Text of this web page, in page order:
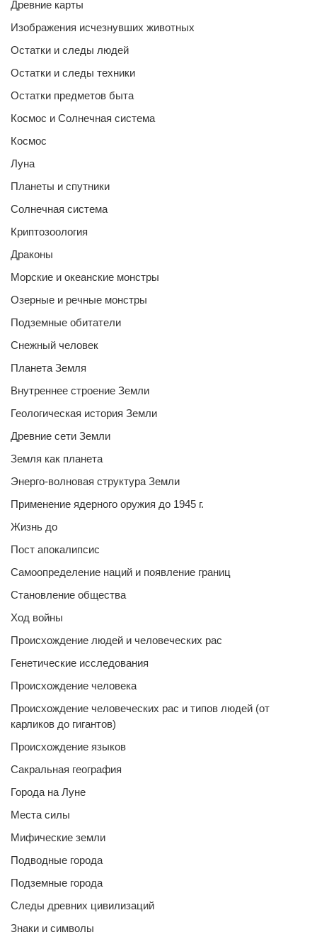
Древние карты
Изображения исчезнувших животных
Остатки и следы людей
Остатки и следы техники
Остатки предметов быта
Космос и Солнечная система
Космос
Луна
Планеты и спутники
Солнечная система
Криптозоология
Драконы
Морские и океанские монстры
Озерные и речные монстры
Подземные обитатели
Снежный человек
Планета Земля
Внутреннее строение Земли
Геологическая история Земли
Древние сети Земли
Земля как планета
Энерго-волновая структура Земли
Применение ядерного оружия до 1945 г.
Жизнь до
Пост апокалипсис
Самоопределение наций и появление границ
Становление общества
Ход войны
Происхождение людей и человеческих рас
Генетические исследования
Происхождение человека
Происхождение человеческих рас и типов людей (от
карликов до гигантов)
Происхождение языков
Сакральная география
Города на Луне
Места силы
Мифические земли
Подводные города
Подземные города
Следы древних цивилизаций
Знаки и символы